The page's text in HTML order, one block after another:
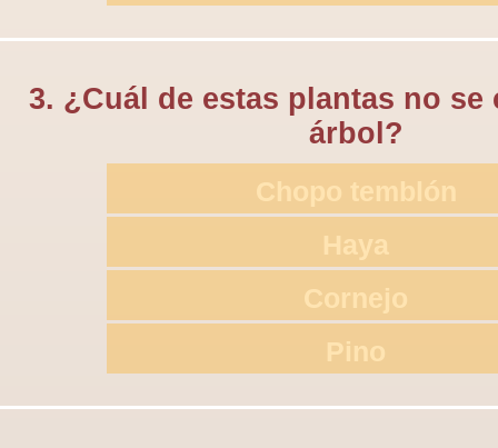
3. ¿Cuál de estas plantas no se
árbol?
Chopo temblón
Haya
Cornejo
Pino